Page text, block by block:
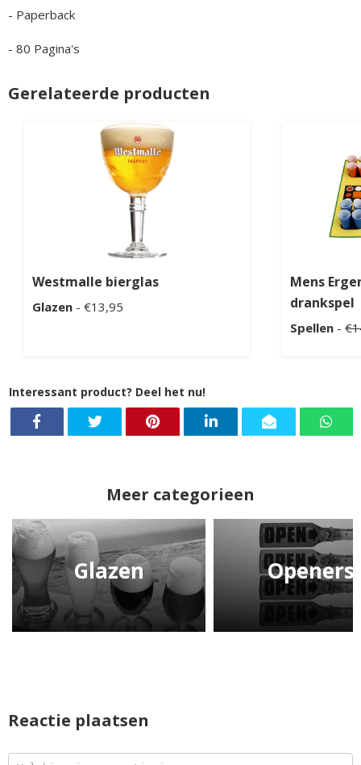
- Paperback
- 80 Pagina's
Gerelateerde producten
Westmalle bierglas
Glazen - €13,95
Mens
drankspel
Spellen -
Interessant product? Deel het nu!
Meer categorieen
Glazen Openers
Reactie plaatsen